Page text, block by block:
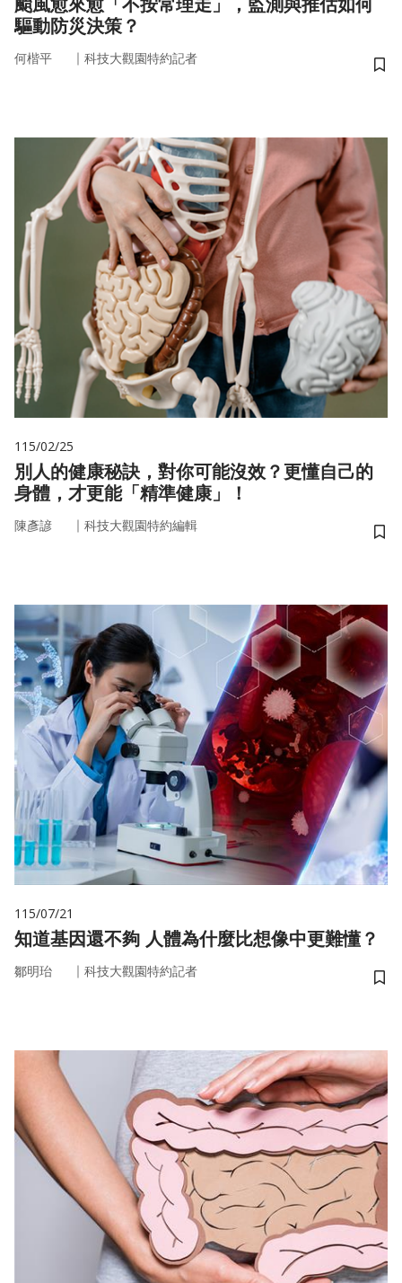
颱風愈來愈「不按常理走」，監測與推估如何
驅動防災決策？
何楷平 ｜ 科技大觀園特約記者
儲
115/02/25
別人的健康秘訣，對你可能沒效？更懂自己的
身體，才更能「精準健康」！
陳彥諺 ｜ 科技大觀園特約編輯
儲
115/07/21
知道基因還不夠 人體為什麼比想像中更難懂？
鄒明珆 ｜ 科技大觀園特約記者
儲